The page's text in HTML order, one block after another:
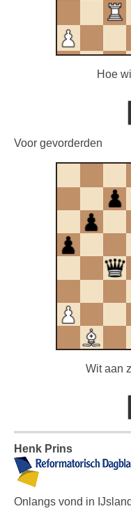
Hoe
Voor gevorderden
Wit aan
Henk Prins
Onlangs vond in